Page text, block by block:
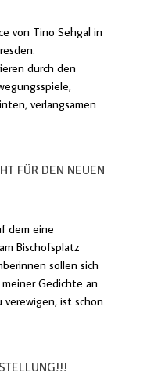
von Tino Sehgal in
durch den
verlangsamen
FÜR DEN NEUEN
dem eine
Bischofsplatz
sollen sich
Gedichte an
ist schon